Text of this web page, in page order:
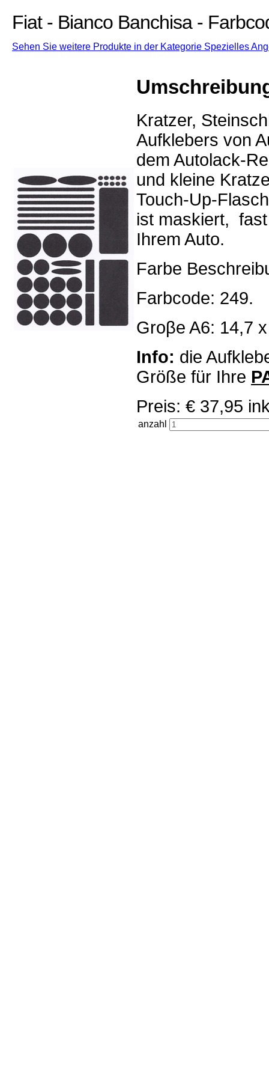
Fiat - Bianco Banchisa -
Sehen Sie weitere Produkte in der Kategorie Spezielles
Kratzer,
Aufklebers von
dem Autolack-
und kleine
Touch-Up-
ist maskiert,
Ihrem Auto.
Farbe
Farbcode: 249.
Groβe A6: 14,7
Info: die
Größe für Ihre
Preis: € 37,95
anzahl